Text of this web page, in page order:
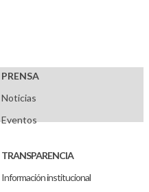
PRENSA
Noticias
Eventos
TRANSPARENCIA
Información institucional